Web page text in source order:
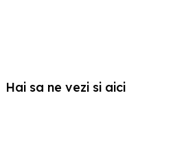
produsului.
Hai sa ne vezi si aici